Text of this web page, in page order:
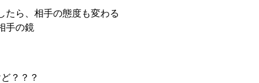
たら、相手の態度も変わる
手の鏡
？？？